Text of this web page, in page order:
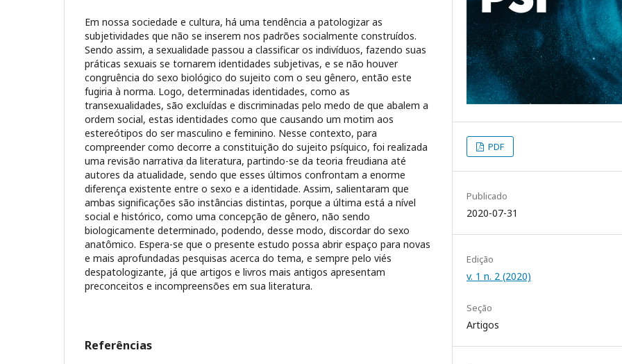
Em nossa sociedade e cultura, há uma tendência a patologizar as
subjetividades que não se inserem nos padrões socialmente construídos.
Sendo assim, a sexualidade passou a classificar os indivíduos, fazendo suas
práticas sexuais se tornarem identidades subjetivas, e se não houver
congruência do sexo biológico do sujeito com o seu gênero, então este
fugiria à norma. Logo, determinadas identidades, como as
transexualidades, são excluídas e discriminadas pelo medo de que abalem a
ordem social, estas identidades como que causando um motim aos
estereótipos do ser masculino e feminino. Nesse contexto, para
compreender como decorre a constituição do sujeito psíquico, foi realizada
uma revisão narrativa da literatura, partindo-se da teoria freudiana até
autores da atualidade, sendo que esses últimos confrontam a enorme
diferença existente entre o sexo e a identidade. Assim, salientaram que
ambas significações são instâncias distintas, porque a última está a nível
social e histórico, como uma concepção de gênero, não sendo
biologicamente determinado, podendo, desse modo, discordar do sexo
anatômico. Espera-se que o presente estudo possa abrir espaço para novas
e mais aprofundadas pesquisas acerca do tema, e sempre pelo viés
despatologizante, já que artigos e livros mais antigos apresentam
preconceitos e incompreensões em sua literatura.
Referências
PDF
Publicado
2020-07-31
Edição
v. 1 n. 2 (2020)
Seção
Artigos